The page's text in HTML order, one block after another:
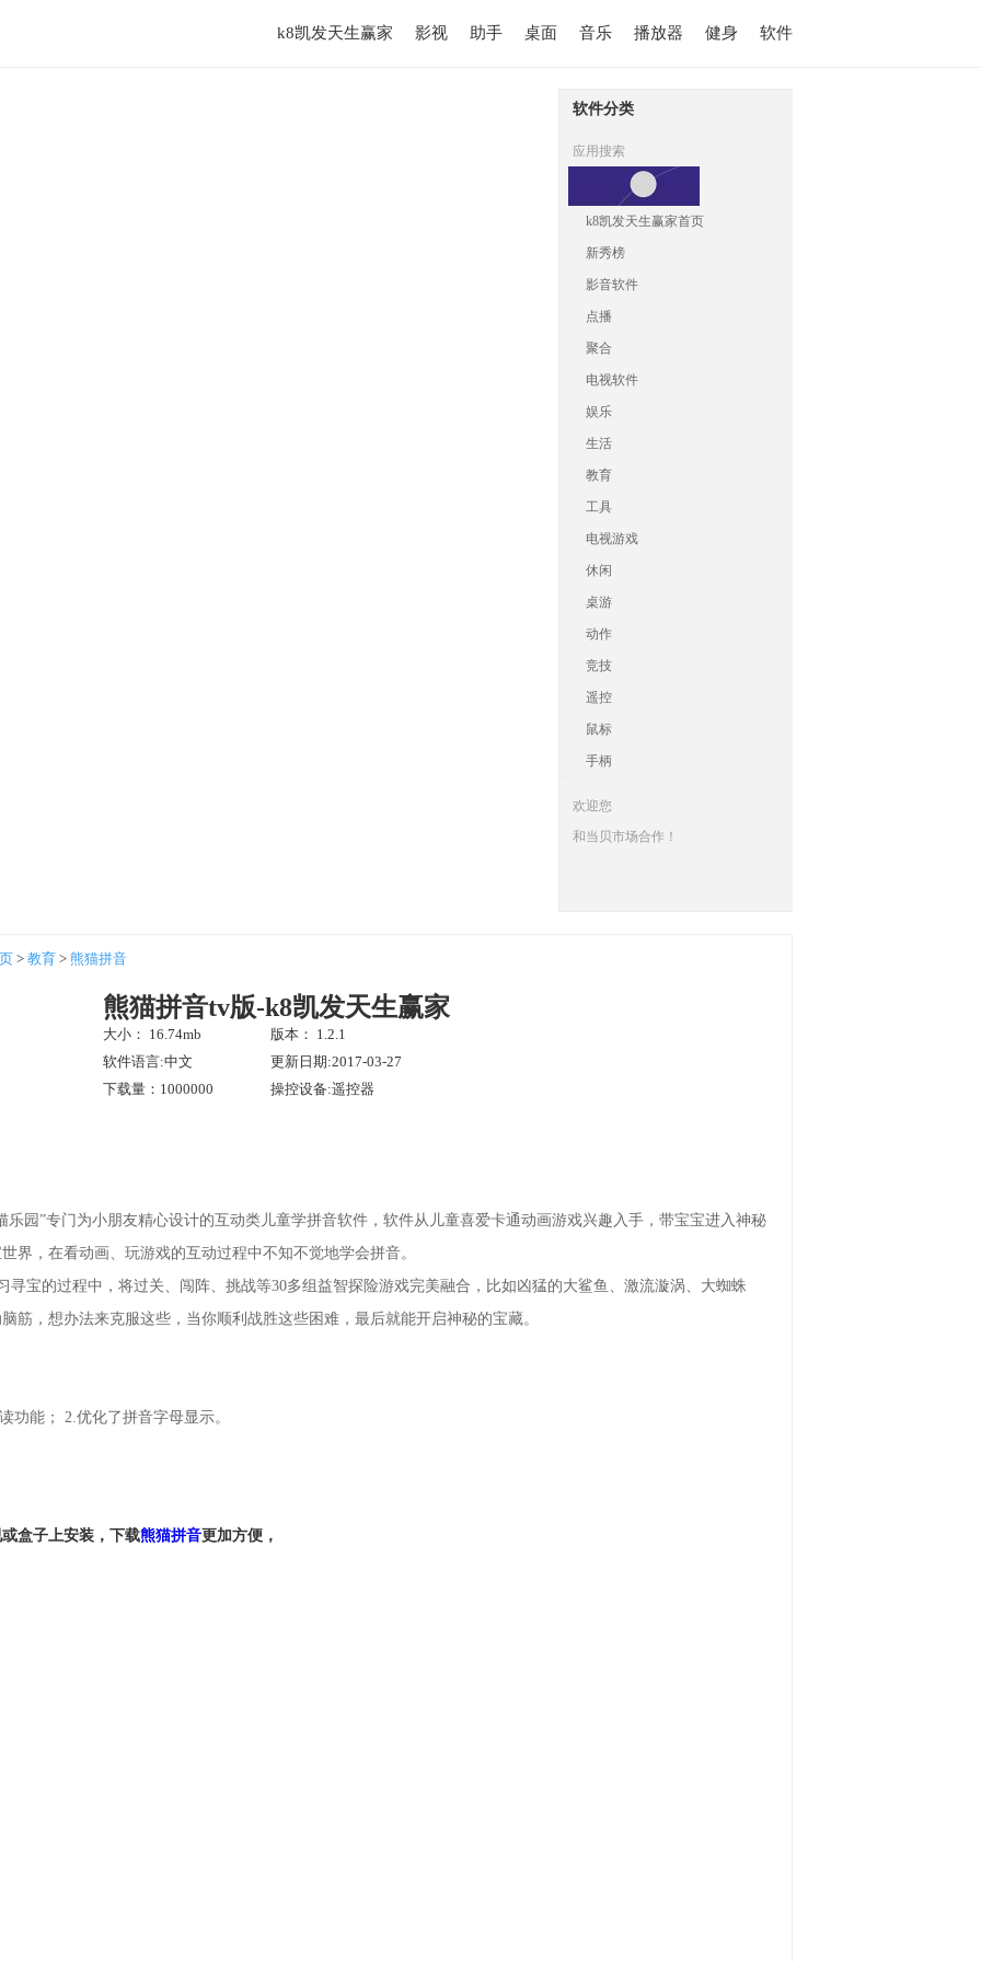
软件
健身
播放器
音乐
桌面
助手
影视
k8凯发天生赢家
软件分类
应用搜索
k8凯发天生赢家首页
新秀榜
影音软件
点播
聚合
电视软件
娱乐
生活
教育
工具
电视游戏
休闲
桌游
动作
竞技
遥控
鼠标
手柄
欢迎您
和当贝市场合作！
> 教育 > 熊猫拼音
熊猫拼音tv版-k8凯发天生赢家
大小： 16.74mb
版本： 1.2.1
软件语言:中文
更新日期:2017-03-27
下载量：1000000
操控设备:遥控器
乐园”专门为小朋友精心设计的互动类儿童学拼音软件，软件从儿童喜爱卡通动画游戏兴趣入手，带宝宝进入神秘
界，在看动画、玩游戏的互动过程中不知不觉地学会拼音。
寻宝的过程中，将过关、闯阵、挑战等30多组益智探险游戏完美融合，比如凶猛的大鲨鱼、激流漩涡、大蜘蛛
筋，想办法来克服这些，当你顺利战胜这些困难，最后就能开启神秘的宝藏。
功能； 2.优化了拼音字母显示。
盒子上安装，下载熊猫拼音更加方便，